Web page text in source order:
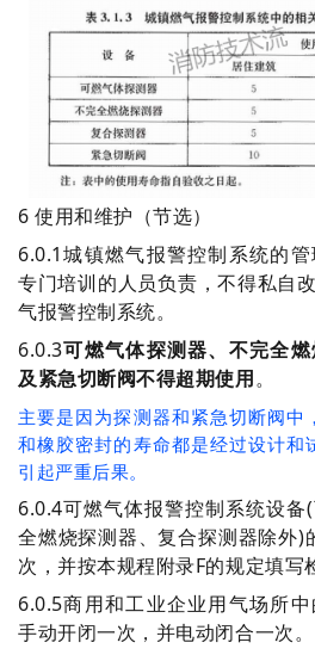
6 使用和维护（节选）
6.0.1城镇燃气报警控制系统的
专门培训的人员负责，不得私自
气报警控制系统。
6.0.3可燃气体探测器、不完全
及紧急切断阀不得超期使用。
主要是因为探测器和紧急切断阀中
和橡胶密封的寿命都是经过设计和
引起严重后果。
6.0.4可燃气体报警控制系统设
全燃烧探测器、复合探测器除外)
次，并按本规程附录F的规定填写
6.0.5商用和工业企业用气场所
手动开闭一次，并电动闭合一次。